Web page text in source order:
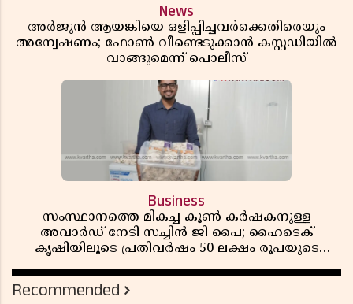
News
അർജുൻ ആയങ്കിയെ ഒളിപ്പിച്ചവർക്കെതിരെയും
അന്വേഷണം; ഫോൺ വീണ്ടെടുക്കാൻ കസ്റ്റഡിയിൽ
വാങ്ങുമെന്ന് പൊലീസ്
Business
സംസ്ഥാനത്തെ മികച്ച കൂൺ കർഷകനുള്ള
അവാർഡ് നേടി സച്ചിൻ ജി പൈ; ഹൈടെക്
കൃഷിയിലൂടെ പ്രതിവർഷം 50 ലക്ഷം രൂപയുടെ
Recommended